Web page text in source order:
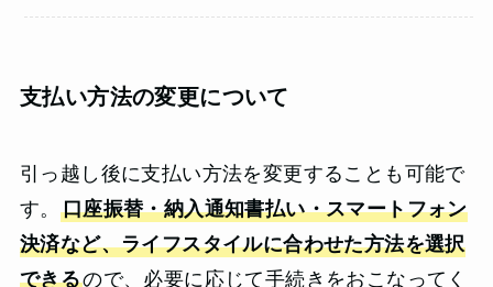
支払い方法の変更について
引っ越し後に支払い方法を変更することも可能で
す。 口座振替・納入通知書払い・スマートフォン
決済など、ライフスタイルに合わせた方法を選択
できるので、必要に応じて手続きをおこなってく